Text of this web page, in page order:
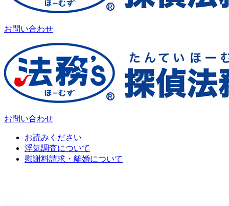
お問い合わせ
お問い合わせ
お読みください
浮気調査について
慰謝料請求・離婚について